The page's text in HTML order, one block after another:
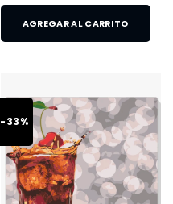
AGREGAR AL CARRITO
-33%